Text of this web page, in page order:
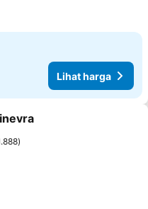
Lihat harga
ke favorit